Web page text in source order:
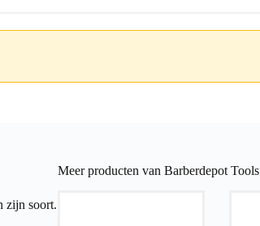
zijn soort.
Meer producten van Barberdepot Tools